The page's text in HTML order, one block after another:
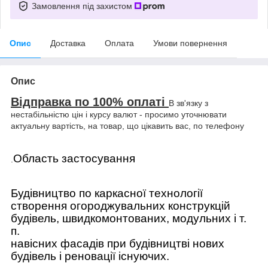
Замовлення під захистом
Опис Доставка Оплата Умови повернення
Опис
Відправка по 100% оплаті В зв'язку з
нестабільністю цін і курсу валют - просимо уточнювати
актуальну вартість, на товар, що цікавить вас, по телефону
Область застосування
Будівництво по каркасної технології
створення огороджувальних конструкцій
будівель, швидкомонтованих, модульних і т.
п.
навісних фасадів при будівництві нових
будівель і реновації існуючих.